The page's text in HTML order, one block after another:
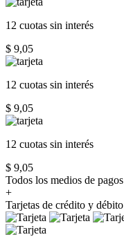
12 cuotas sin interés
$ 9,05
12 cuotas sin interés
$ 9,05
12 cuotas sin interés
$ 9,05
Todos los medios de pagos
+
Tarjetas de crédito y débito